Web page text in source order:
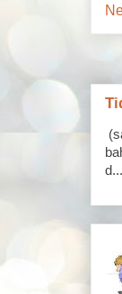
d...